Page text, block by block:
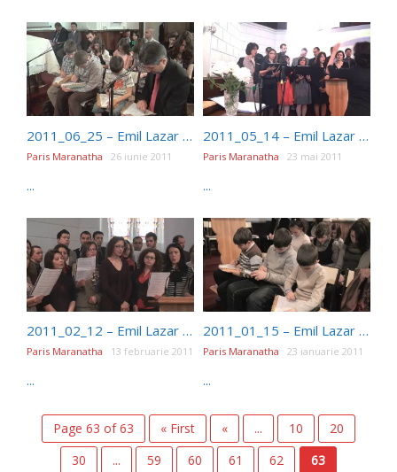
2011_06_25 – Emil Lazar – Conditia iertarii (sfanta cina)
Paris Maranatha 26 iunie 2011
...
2011_05_14 – Emil Lazar – Maretia bisericii adventiste
Paris Maranatha 23 mai 2011
...
2011_02_12 – Emil Lazar – Adevarata inchinare
Paris Maranatha 13 februarie 2011
...
2011_01_15 – Emil Lazar – Sa traim Experienta lui Ilie in anul 2011
Paris Maranatha 23 ianuarie 2011
...
Page 63 of 63 « First « ... 10
20
30
... 59 60 61 62 63